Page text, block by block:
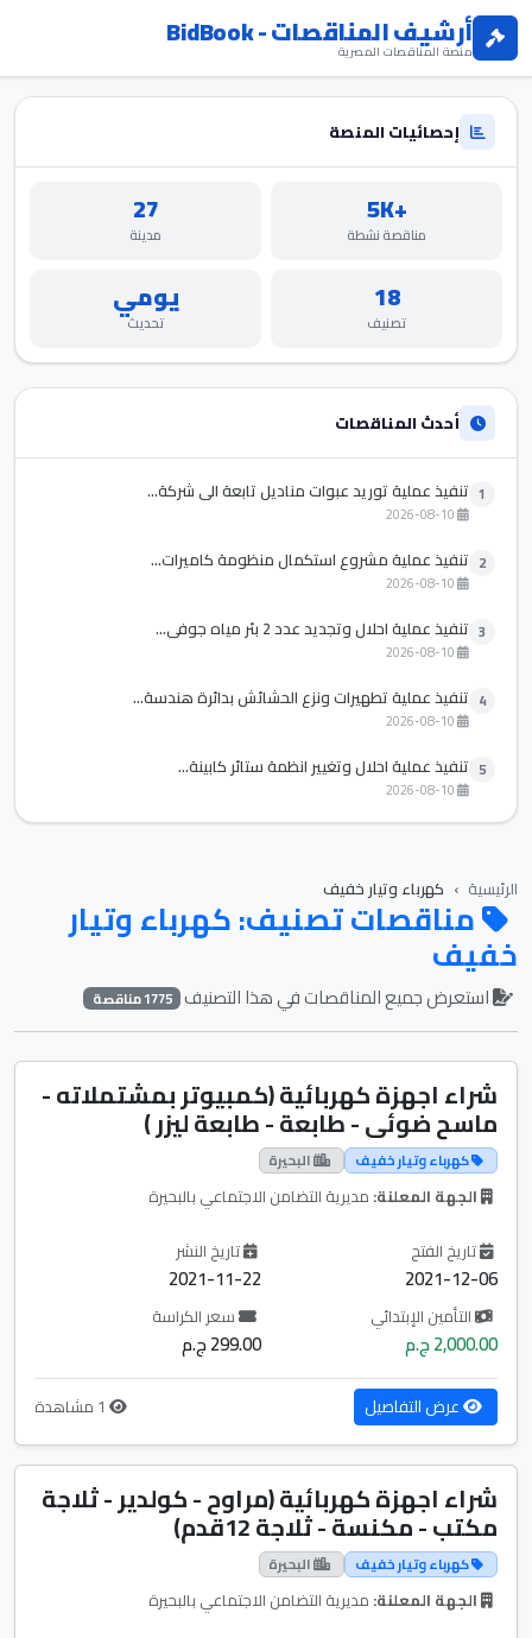
أرشيف المناقصات - BidBook
منصة المناقصات المصرية
إحصائيات المنصة
+5K
مناقصة نشطة
27
مدينة
18
تصنيف
يومي
تحديث
أحدث المناقصات
1 تنفيذ عملية توريد عبوات مناديل تابعة الي شركة...
2 تنفيذ عملية مشروع استكمال منظومة كاميرات...
3 تنفيذ عملية احلال وتجديد عدد 2 بئر مياه جوفي...
4 تنفيذ عملية تطهيرات ونزع الحشائش بدائرة هندسة...
5 تنفيذ عملية احلال وتغيير انظمة ستائر كابينة...
الرئيسية كهرباء وتيار خفيف
مناقصات تصنيف: كهرباء وتيار
خفيف
استعرض جميع المناقصات في هذا التصنيف 1775 مناقصة
شراء اجهزة كهربائية (كمبيوتر بمشتملاته -
ماسح ضوئى - طابعة - طابعة ليزر )
كهرباء وتيار خفيف البحيرة
الجهة المعلنة: مديرية التضامن الاجتماعي بالبحيرة
تاريخ الفتح
2021-12-06
تاريخ النشر
2021-11-22
التأمين الإبتدائي
2,000.00 ج.م
سعر الكراسة
299.00 ج.م
عرض التفاصيل
شراء اجهزة كهربائية (مراوح - كولدير - ثلاجة
مكتب - مكنسة - ثلاجة 12قدم)
كهرباء وتيار خفيف البحيرة
الجهة المعلنة: مديرية التضامن الاجتماعي بالبحيرة